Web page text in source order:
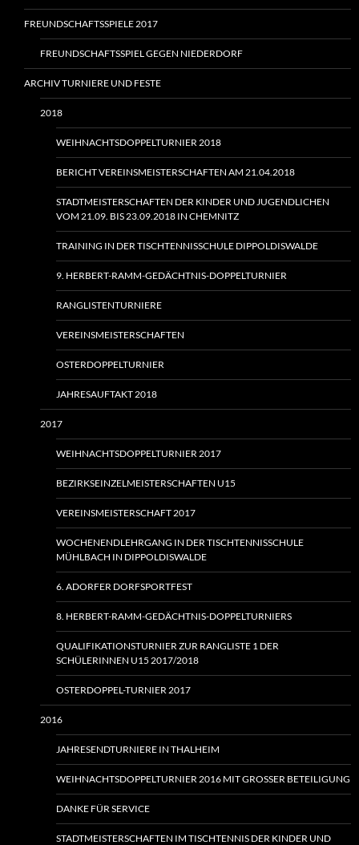
FREUNDSCHAFTSSPIELE 2017
FREUNDSCHAFTSSPIEL GEGEN NIEDERDORF
ARCHIV TURNIERE UND FESTE
2018
WEIHNACHTSDOPPELTURNIER 2018
BERICHT VEREINSMEISTERSCHAFTEN AM 21.04.2018
STADTMEISTERSCHAFTEN DER KINDER UND JUGENDLICHEN
VOM 21.09. BIS 23.09.2018 IN CHEMNITZ
TRAINING IN DER TISCHTENNISSCHULE DIPPOLDISWALDE
9. HERBERT-RAMM-GEDÄCHTNIS-DOPPELTURNIER
RANGLISTENTURNIERE
VEREINSMEISTERSCHAFTEN
OSTERDOPPELTURNIER
JAHRESAUFTAKT 2018
2017
WEIHNACHTSDOPPELTURNIER 2017
BEZIRKSEINZELMEISTERSCHAFTEN U15
VEREINSMEISTERSCHAFT 2017
WOCHENENDLEHRGANG IN DER TISCHTENNISSCHULE
MÜHLBACH IN DIPPOLDISWALDE
6. ADORFER DORFSPORTFEST
8. HERBERT-RAMM-GEDÄCHTNIS-DOPPELTURNIERS
QUALIFIKATIONSTURNIER ZUR RANGLISTE 1 DER
SCHÜLERINNEN U15 2017/2018
OSTERDOPPEL-TURNIER 2017
2016
JAHRESENDTURNIERE IN THALHEIM
WEIHNACHTSDOPPELTURNIER 2016 MIT GROSSER BETEILIGUNG
DANKE FÜR SERVICE
STADTMEISTERSCHAFTEN IM TISCHTENNIS DER KINDER UND